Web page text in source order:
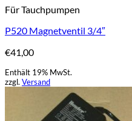
Für Tauchpumpen
P520 Magnetventil 3/4″
€41,00
Enthält 19% MwSt.
zzgl. Versand